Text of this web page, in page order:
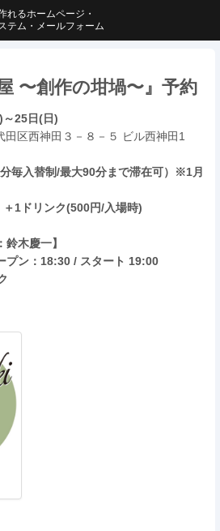
〜創作の坩堝〜』予約
25日(日)
田区西神田３－８－５ ビル西神田1
毎入替制/最大90分まで滞在可）※1月
1ドリンク(500円/入場時)
鈴木慶一】
プン：18:30 / スタート 19:00
れるホームページ・
テム・メールフォーム